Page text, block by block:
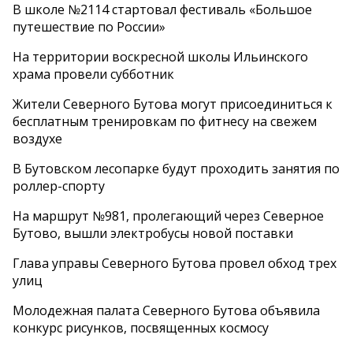
В школе №2114 стартовал фестиваль «Большое
путешествие по России»
На территории воскресной школы Ильинского
храма провели субботник
Жители Северного Бутова могут присоединиться к
бесплатным тренировкам по фитнесу на свежем
воздухе
В Бутовском лесопарке будут проходить занятия по
роллер-спорту
На маршрут №981, пролегающий через Северное
Бутово, вышли электробусы новой поставки
Глава управы Северного Бутова провел обход трех
улиц
Молодежная палата Северного Бутова объявила
конкурс рисунков, посвященных космосу